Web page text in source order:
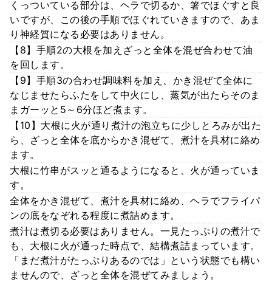
くっついている部分は、ヘラで切るか、箸でほぐすと良
いですが、この後の手順でほぐれていきますので、あま
り神経質になる必要はありません。
【8】手順2の大根を加えざっと全体を混ぜ合わせて油
を回します。
【9】手順3の合わせ調味料を加え、かき混ぜて全体に
なじませたらふたをして中火にし、蒸気が出たらそのま
まガーッと5～6分ほど煮ます。
【10】大根に火が通り煮汁の泡立ちに少しとろみが出た
ら、ざっと全体を底からかき混ぜて、煮汁を具材に絡め
ます。
大根に竹串がスッと通るようになると、火が通っていま
す。
全体をかき混ぜて、煮汁を具材に絡め、ヘラでフライパ
ンの底をなぞれる程度に煮詰めます。
煮汁は煮切る必要はありません。一見たっぷりの煮汁で
も、大根に火が通った時点で、結構煮詰まっています。
「まだ煮汁がたっぷりあるのでは」という状態でも構い
ませんので、ざっと全体を混ぜてみましょう。